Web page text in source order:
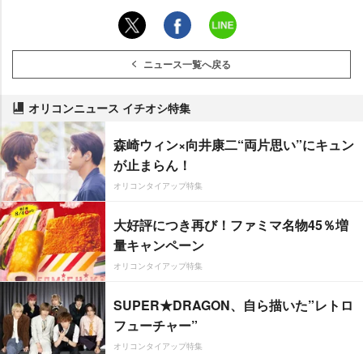
ニュース一覧へ戻る
オリコンニュース イチオシ特集
森崎ウィン×向井康二“両片思い”にキュン
が止まらん！
オリコンタイアップ特集
大好評につき再び！ファミマ名物45％増
量キャンペーン
オリコンタイアップ特集
SUPER★DRAGON、自ら描いた”レトロ
フューチャー”
オリコンタイアップ特集